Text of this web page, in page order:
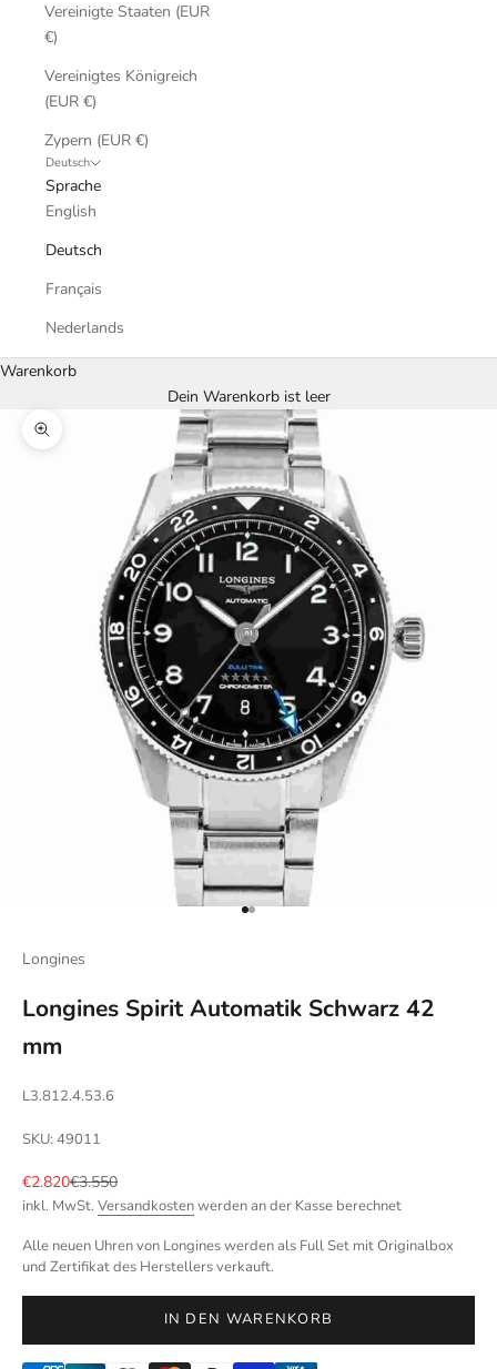
Vereinigte Staaten (EUR
€)
Vereinigtes Königreich
(EUR €)
Zypern (EUR €)
Deutsch
Sprache
English
Deutsch
Français
Nederlands
Warenkorb
Dein Warenkorb ist leer
Bild vergrößern
Gehe zu Element 1
Gehe zu Element 2
Longines
Longines Spirit Automatik Schwarz 42
mm
L3.812.4.53.6
SKU: 49011
Angebot
€2.820Regulärer Preis
€3.550
inkl. MwSt. Versandkostenwerden an der Kasse berechnet
Alle neuen Uhren von Longines werden als Full Set mit Originalbox
und Zertifikat des Herstellers verkauft.
IN DEN WARENKORB